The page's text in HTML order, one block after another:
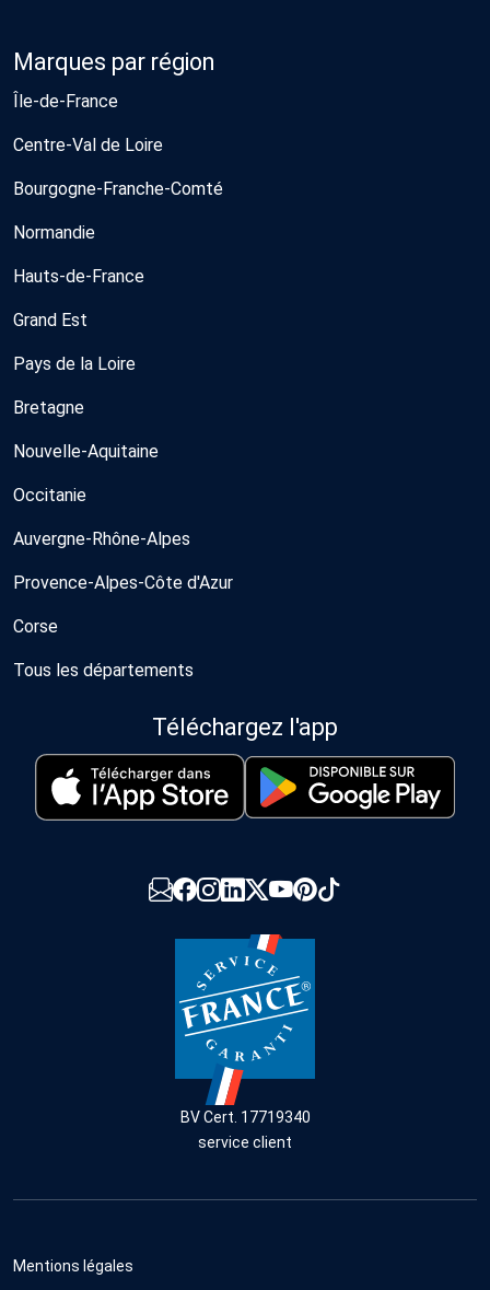
Marques par région
Île-de-France
Centre-Val de Loire
Bourgogne-Franche-Comté
Normandie
Hauts-de-France
Grand Est
Pays de la Loire
Bretagne
Nouvelle-Aquitaine
Occitanie
Auvergne-Rhône-Alpes
Provence-Alpes-Côte d'Azur
Corse
Tous les départements
Téléchargez l'app
BV Cert. 17719340
service client
Mentions légales